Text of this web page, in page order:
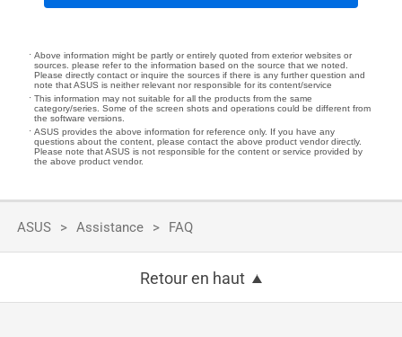
Above information might be partly or entirely quoted from exterior websites or
sources. please refer to the information based on the source that we noted.
Please directly contact or inquire the sources if there is any further question and
note that ASUS is neither relevant nor responsible for its content/service
This information may not suitable for all the products from the same
category/series. Some of the screen shots and operations could be different from
the software versions.
ASUS provides the above information for reference only. If you have any
questions about the content, please contact the above product vendor directly.
Please note that ASUS is not responsible for the content or service provided by
the above product vendor.
ASUS Assistance FAQ
Retour en haut